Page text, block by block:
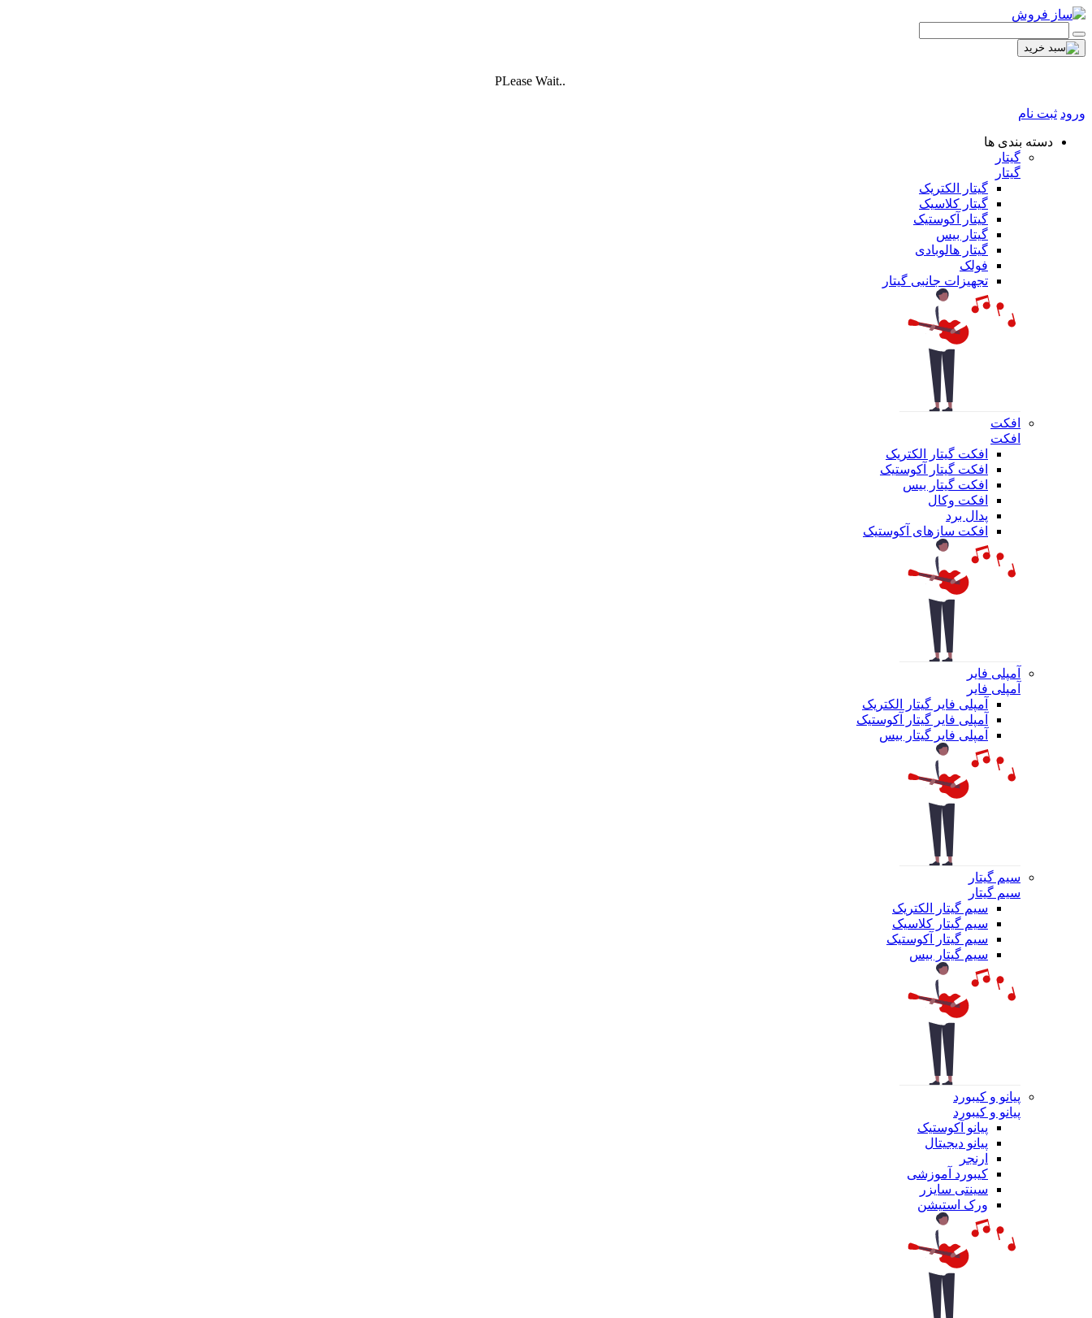
PLease Wait..
ورود ثبت نام
دسته بندی ها
گیتار
گیتار
گیتار الکتریک
گیتار کلاسیک
گیتار آکوستیک
گیتار بیس
گیتار هالوبادی
فولک
تجهیزات جانبی گیتار
افکت
افکت
افکت گیتار الکتریک
افکت گیتار آکوستیک
افکت گیتار بیس
افکت وکال
پدال برد
افکت سازهای آکوستیک
آمپلی فایر
آمپلی فایر
آمپلی فایر گیتار الکتریک
آمپلی فایر گیتار آکوستیک
آمپلی فایر گیتار بیس
سیم گیتار
سیم گیتار
سیم گیتار الکتریک
سیم گیتار کلاسیک
سیم گیتار آکوستیک
سیم گیتار بیس
پیانو و کیبورد
پیانو و کیبورد
پیانو آکوستیک
پیانو دیجیتال
ارنجر
کیبورد آموزشی
سینتی سایزر
ورک استیشن